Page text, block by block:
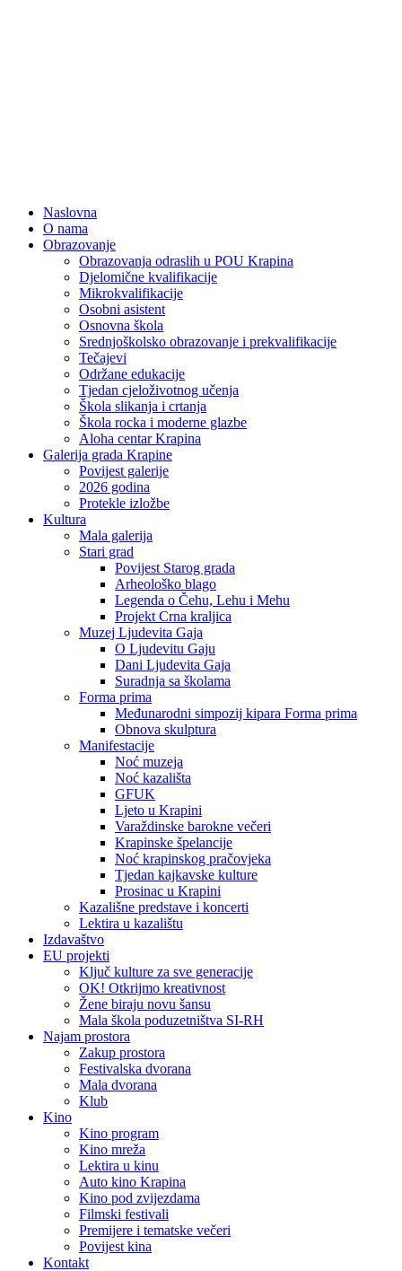
Naslovna
O nama
Obrazovanje
Obrazovanja odraslih u POU Krapina
Djelomične kvalifikacije
Mikrokvalifikacije
Osobni asistent
Osnovna škola
Srednjoškolsko obrazovanje i prekvalifikacije
Tečajevi
Održane edukacije
Tjedan cjeloživotnog učenja
Škola slikanja i crtanja
Škola rocka i moderne glazbe
Aloha centar Krapina
Galerija grada Krapine
Povijest galerije
2026 godina
Protekle izložbe
Kultura
Mala galerija
Stari grad
Povijest Starog grada
Arheološko blago
Legenda o Čehu, Lehu i Mehu
Projekt Crna kraljica
Muzej Ljudevita Gaja
O Ljudevitu Gaju
Dani Ljudevita Gaja
Suradnja sa školama
Forma prima
Međunarodni simpozij kipara Forma prima
Obnova skulptura
Manifestacije
Noć muzeja
Noć kazališta
GFUK
Ljeto u Krapini
Varaždinske barokne večeri
Krapinske špelancije
Noć krapinskog pračovjeka
Tjedan kajkavske kulture
Prosinac u Krapini
Kazališne predstave i koncerti
Lektira u kazalištu
Izdavaštvo
EU projekti
Ključ kulture za sve generacije
OK! Otkrijmo kreativnost
Žene biraju novu šansu
Mala škola poduzetništva SI-RH
Najam prostora
Zakup prostora
Festivalska dvorana
Mala dvorana
Klub
Kino
Kino program
Kino mreža
Lektira u kinu
Auto kino Krapina
Kino pod zvijezdama
Filmski festivali
Premijere i tematske večeri
Povijest kina
Kontakt